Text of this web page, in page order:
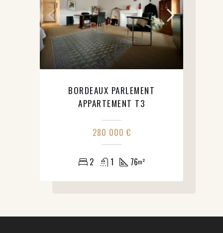
BORDEAUX PARLEMENT
APPARTEMENT T3
280 000 €
2 1 76m²